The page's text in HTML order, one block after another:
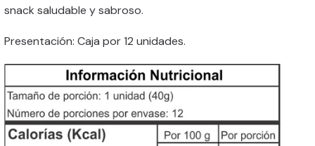
snack saludable y sabroso.
Presentación: Caja por 12 unidades.